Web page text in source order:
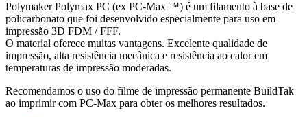
Polymaker Polymax PC (ex PC-Max ™) é um filamento à base de
policarbonato que foi desenvolvido especialmente para uso em
impressão 3D FDM / FFF.
O material oferece muitas vantagens. Excelente qualidade de
impressão, alta resistência mecânica e resistência ao calor em
temperaturas de impressão moderadas.
Recomendamos o uso do filme de impressão permanente BuildTak
ao imprimir com PC-Max para obter os melhores resultados.